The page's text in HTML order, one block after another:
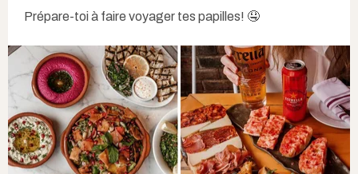
Prépare-toi à faire voyager tes papilles! 🤤